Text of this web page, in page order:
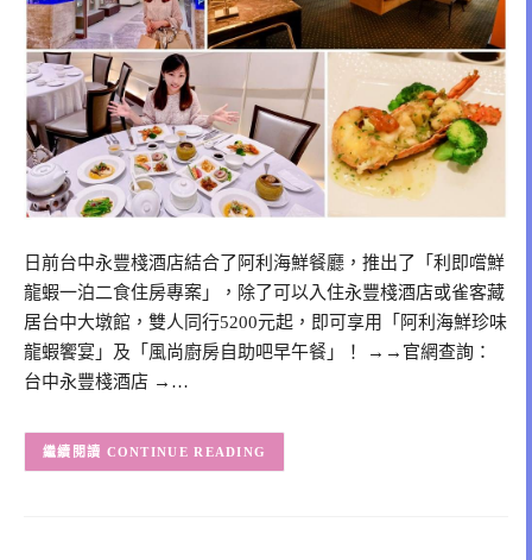
日前台中永豐棧酒店結合了阿利海鮮餐廳，推出了「利即嚐鮮
龍蝦一泊二食住房專案」，除了可以入住永豐棧酒店或雀客藏
居台中大墩館，雙人同行5200元起，即可享用「阿利海鮮珍味
龍蝦饗宴」及「風尚廚房自助吧早午餐」！ →→官網查詢：
台中永豐棧酒店 →…
CONTINUE READING